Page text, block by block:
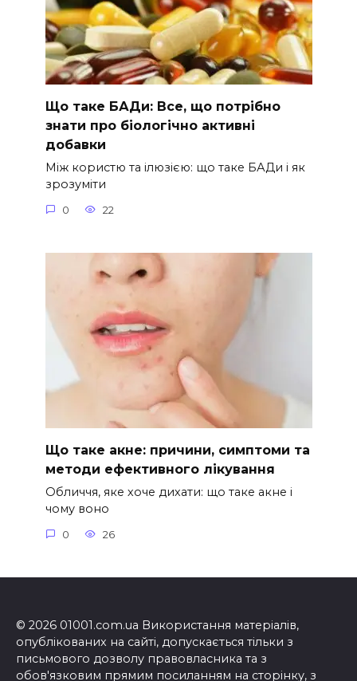
Що таке БАДи: Все, що потрібно
знати про біологічно активні
добавки
Між користю та ілюзією: що таке БАДи і як
зрозуміти
0 22
Що таке акне: причини, симптоми та
методи ефективного лікування
Обличчя, яке хоче дихати: що таке акне і
чому воно
0 26
© 2026 01001.com.ua Використання матеріалів,
опублікованих на сайті, допускається тільки з
письмового дозволу правовласника та з
обов'язковим прямим посиланням на сторінку, з